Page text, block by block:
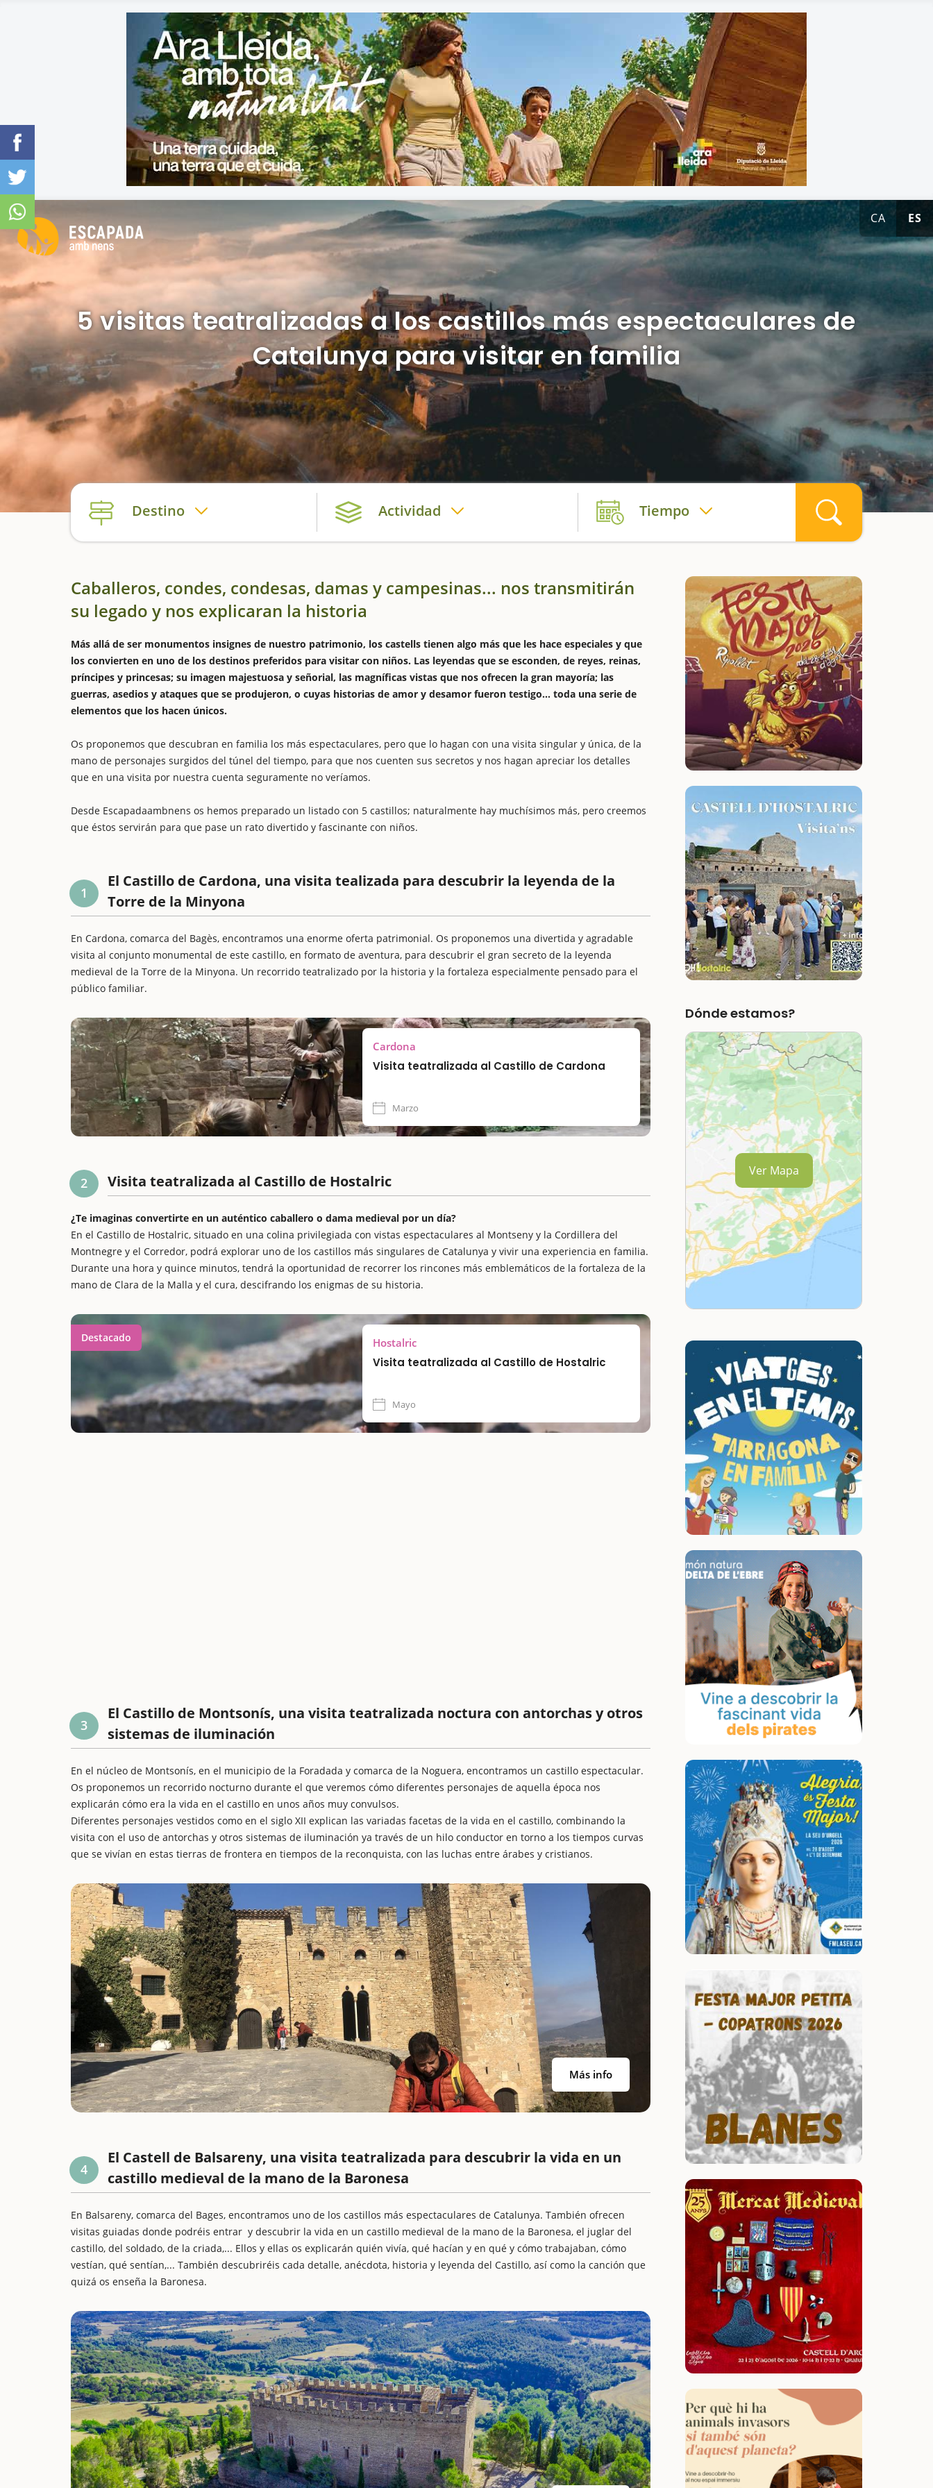
CA ES
5 visitas teatralizadas a los castillos más espectaculares de
Catalunya para visitar en familia
Destino Actividad Tiempo
Caballeros, condes, condesas, damas y campesinas... nos transmitirán
su legado y nos explicaran la historia
Más allá de ser monumentos insignes de nuestro patrimonio, los castells tienen algo más que les hace especiales y que
los convierten en uno de los destinos preferidos para visitar con niños. Las leyendas que se esconden, de reyes, reinas,
príncipes y princesas; su imagen majestuosa y señorial, las magníficas vistas que nos ofrecen la gran mayoría; las
guerras, asedios y ataques que se produjeron, o cuyas historias de amor y desamor fueron testigo... toda una serie de
elementos que los hacen únicos.
Os proponemos que descubran en familia los más espectaculares, pero que lo hagan con una visita singular y única, de la
mano de personajes surgidos del túnel del tiempo, para que nos cuenten sus secretos y nos hagan apreciar los detalles
que en una visita por nuestra cuenta seguramente no veríamos.
Desde Escapadaambnens os hemos preparado un listado con 5 castillos; naturalmente hay muchísimos más, pero creemos
que éstos servirán para que pase un rato divertido y fascinante con niños.
1
El Castillo de Cardona, una visita tealizada para descubrir la leyenda de la
Torre de la Minyona
En Cardona, comarca del Bagès, encontramos una enorme oferta patrimonial. Os proponemos una divertida y agradable
visita al conjunto monumental de este castillo, en formato de aventura, para descubrir el gran secreto de la leyenda
medieval de la Torre de la Minyona. Un recorrido teatralizado por la historia y la fortaleza especialmente pensado para el
público familiar.
Cardona
Visita teatralizada al Castillo de Cardona
Marzo
2 Visita teatralizada al Castillo de Hostalric
¿Te imaginas convertirte en un auténtico caballero o dama medieval por un día?
En el Castillo de Hostalric, situado en una colina privilegiada con vistas espectaculares al Montseny y la Cordillera del
Montnegre y el Corredor, podrá explorar uno de los castillos más singulares de Catalunya y vivir una experiencia en familia.
Durante una hora y quince minutos, tendrá la oportunidad de recorrer los rincones más emblemáticos de la fortaleza de la
mano de Clara de la Malla y el cura, descifrando los enigmas de su historia.
Hostalric
Visita teatralizada al Castillo de Hostalric
Mayo
Destacado
3
El Castillo de Montsonís, una visita teatralizada noctura con antorchas y otros
sistemas de iluminación
En el núcleo de Montsonís, en el municipio de la Foradada y comarca de la Noguera, encontramos un castillo espectacular.
Os proponemos un recorrido nocturno durante el que veremos cómo diferentes personajes de aquella época nos
explicarán cómo era la vida en el castillo en unos años muy convulsos.
Diferentes personajes vestidos como en el siglo XII explican las variadas facetas de la vida en el castillo, combinando la
visita con el uso de antorchas y otros sistemas de iluminación ya través de un hilo conductor en torno a los tiempos curvas
que se vivían en estas tierras de frontera en tiempos de la reconquista, con las luchas entre árabes y cristianos.
Más info
4
El Castell de Balsareny, una visita teatralizada para descubrir la vida en un
castillo medieval de la mano de la Baronesa
En Balsareny, comarca del Bages, encontramos uno de los castillos más espectaculares de Catalunya. También ofrecen
visitas guiadas donde podréis entrar y descubrir la vida en un castillo medieval de la mano de la Baronesa, el juglar del
castillo, del soldado, de la criada,... Ellos y ellas os explicarán quién vivía, qué hacían y en qué y cómo trabajaban, cómo
vestían, qué sentían,... También descubriréis cada detalle, anécdota, historia y leyenda del Castillo, así como la canción que
quizá os enseña la Baronesa.
Dónde estamos?
Ver Mapa